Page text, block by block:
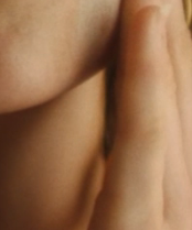
預計送達日期8/11/26
預計送達日期
預計送達日期 8/10/26
預計送達日期